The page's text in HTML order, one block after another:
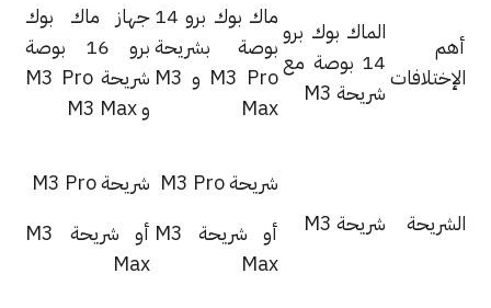
الماك بوك برو
14 بوصة مع
شريحة M3
ماك بوك برو 14
بوصة بشريحة
M3 Pro و M3
Max
جهاز ماك بوك
برو 16 بوصة
شريحة M3 Pro
شريحة M3‏
شريحة M3 Pro
أو شريحة M3
شريحة M3 Pro
أو شريحة M3